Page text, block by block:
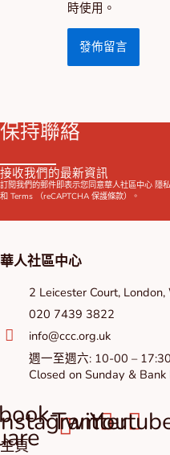
時使用。
保持聯絡
接收我們的最新資訊
訂閱我們的郵件即表示您同意華人社區中心 隱
和 Terms （reCAPTCHA 保護條款）。
華人社區中心
2 Leicester Court,
020 7439 3822
info@ccc.org.uk
週一至週六: 10-00 – 17:30
Closed on Sunday &
Twitter
主頁